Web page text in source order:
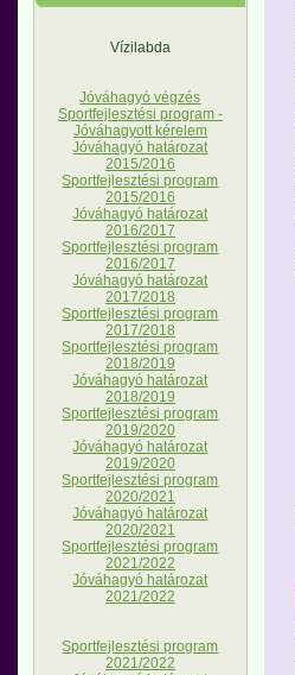
Vízilabda
Jóváhagyó végzés
Sportfejlesztési program -
Jóváhagyott kérelem
Jóváhagyó határozat
2015/2016
Sportfejlesztési program
2015/2016
Jóváhagyó határozat
2016/2017
Sportfejlesztési program
2016/2017
Jóváhagyó határozat
2017/2018
Sportfejlesztési program
2017/2018
Sportfejlesztési program
2018/2019
Jóváhagyó határozat
2018/2019
Sportfejlesztési program
2019/2020
Jóváhagyó határozat
2019/2020
Sportfejlesztési program
2020/2021
Jóváhagyó határozat
2020/2021
Sportfejlesztési program
2021/2022
Jóváhagyó határozat
2021/2022
Sportfejlesztési program
2021/2022